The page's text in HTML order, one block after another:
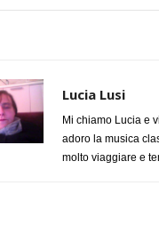
Lucia Lusi
Mi chiamo Lucia e
adoro la musica
molto viaggiare e